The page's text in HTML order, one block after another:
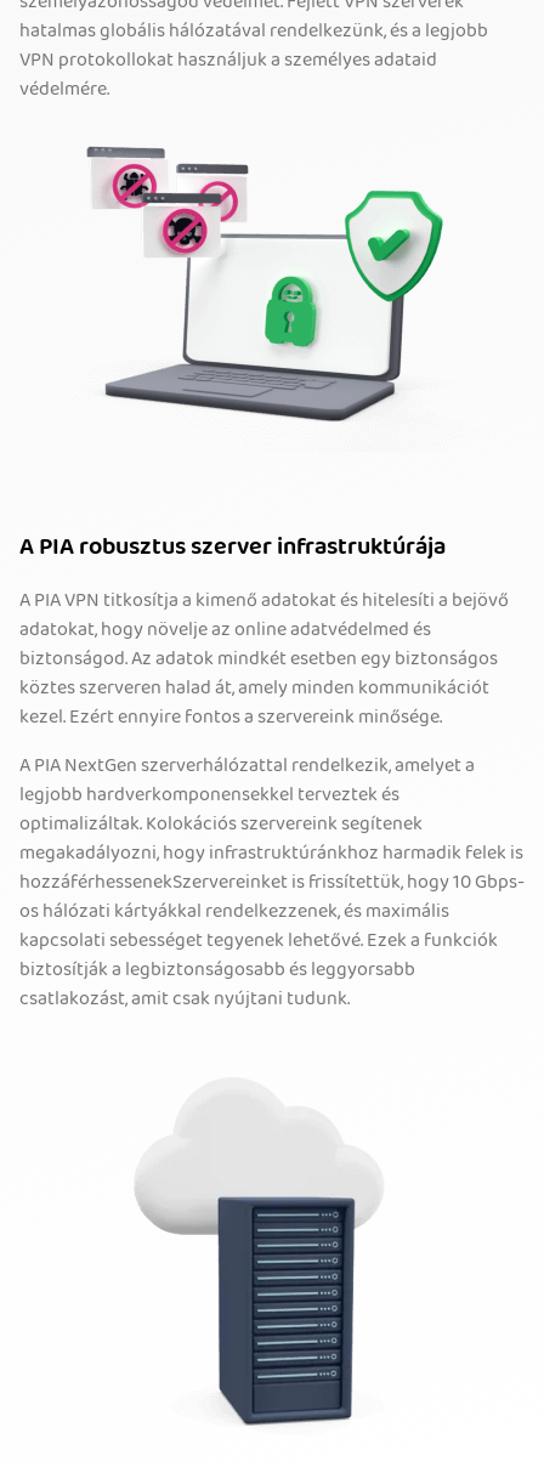
hatalmas globális hálózatával rendelkezünk, és a legjobb
VPN protokollokat használjuk a személyes adataid
védelmére.
A PIA robusztus szerver infrastruktúrája
A PIA VPN titkosítja a kimenő adatokat és hitelesíti a bejövő
adatokat, hogy növelje az online adatvédelmed és
biztonságod. Az adatok mindkét esetben egy biztonságos
köztes szerveren halad át, amely minden kommunikációt
kezel. Ezért ennyire fontos a szervereink minősége.
A PIA NextGen szerverhálózattal rendelkezik, amelyet a
legjobb hardverkomponensekkel terveztek és
optimalizáltak. Kolokációs szervereink segítenek
megakadályozni, hogy infrastruktúránkhoz harmadik felek is
hozzáférhessenekSzervereinket is frissítettük, hogy 10 Gbps-
os hálózati kártyákkal rendelkezzenek, és maximális
kapcsolati sebességet tegyenek lehetővé. Ezek a funkciók
biztosítják a legbiztonságosabb és leggyorsabb
csatlakozást, amit csak nyújtani tudunk.